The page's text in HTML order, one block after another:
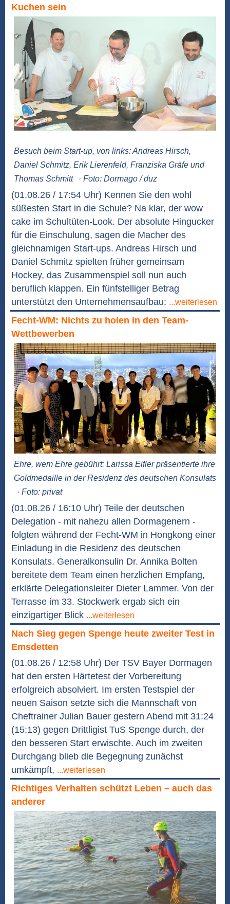
Kuchen sein
Besuch beim Start-up, von links: Andreas Hirsch,
Daniel Schmitz, Erik Lierenfeld, Franziska Gräfe und
Thomas Schmitt
· Foto: Dormago / duz
(01.08.26 / 17:54 Uhr) Kennen Sie den wohl
süßesten Start in die Schule? Na klar, der wow
cake im Schultüten-Look. Der absolute Hingucker
für die Einschulung, sagen die Macher des
gleichnamigen Start-ups. Andreas Hirsch und
Daniel Schmitz spielten früher gemeinsam
Hockey, das Zusammenspiel soll nun auch
beruflich klappen. Ein fünfstelliger Betrag
unterstützt den Unternehmensaufbau: ...weiterlesen
Fecht-WM: Nichts zu holen in den Team-
Wettbewerben
Ehre, wem Ehre gebührt: Larissa Eifler präsentierte ihre
Goldmedaille in der Residenz des deutschen Konsulats
· Foto: privat
(01.08.26 / 16:10 Uhr) Teile der deutschen
Delegation - mit nahezu allen Dormagenern -
folgten während der Fecht-WM in Hongkong einer
Einladung in die Residenz des deutschen
Konsulats. Generalkonsulin Dr. Annika Bolten
bereitete dem Team einen herzlichen Empfang,
erklärte Delegationsleiter Dieter Lammer. Von der
Terrasse im 33. Stockwerk ergab sich ein
einzigartiger Blick ...weiterlesen
Nach Sieg gegen Spenge heute zweiter Test in
Emsdetten
(01.08.26 / 12:58 Uhr) Der TSV Bayer Dormagen
hat den ersten Härtetest der Vorbereitung
erfolgreich absolviert. Im ersten Testspiel der
neuen Saison setzte sich die Mannschaft von
Cheftrainer Julian Bauer gestern Abend mit 31:24
(15:13) gegen Drittligist TuS Spenge durch, der
den besseren Start erwischte. Auch im zweiten
Durchgang blieb die Begegnung zunächst
umkämpft, ...weiterlesen
Richtiges Verhalten schützt Leben – auch das
anderer